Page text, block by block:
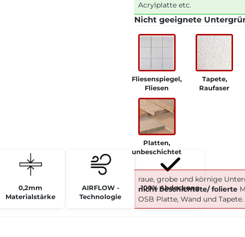
0,2mm
Materialstärke
AIRFLOW -
Technologie
100% Abdeckung
Acrylplatte etc.
Nicht geeignete
Fliesenspiegel,
Fliesen
Tapete,
Raufaser
Platten,
unbeschichtet
raue, grobe und körnige
nicht beschichtete/ folierte
OSB Platte, Wand und Tapete.